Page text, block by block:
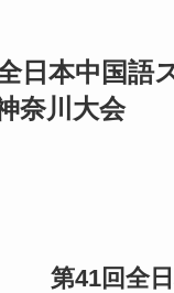
全日本中国
奈川大会
第41回全